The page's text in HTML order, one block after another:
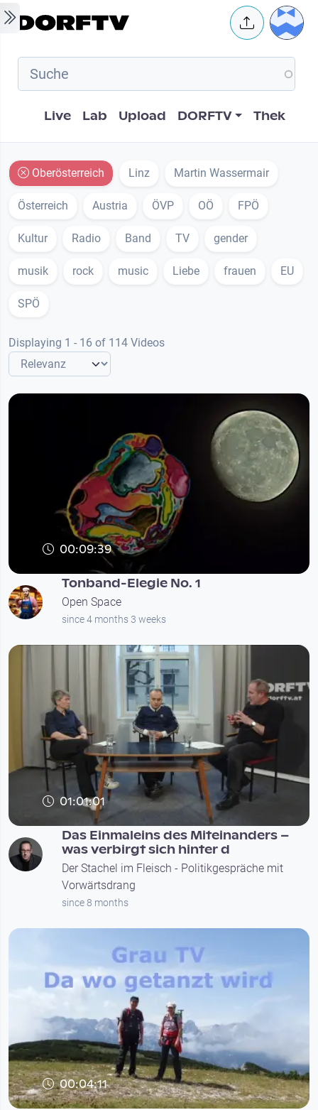
Skip to main content User
Hauptnavigation
Live Lab Upload DORFTV Thek
Oberösterreich Linz Martin Wassermair
Österreich Austria ÖVP OÖ FPÖ
Kultur Radio Band TV gender
musik rock music Liebe frauen EU
SPÖ
Displaying 1 - 16 of 114 Videos
00:09:39
Tonband-Elegie No. 1
Open Space
since 4 months 3 weeks
01:01:01
Das Einmaleins des Miteinanders –
was verbirgt sich hinter d
Der Stachel im Fleisch - Politikgespräche mit
Vorwärtsdrang
since 8 months
00:04:11